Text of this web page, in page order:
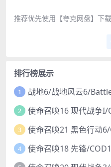
推荐优先使用【夸克网盘】下
排行榜展示
1 战地6/战地风云6/
2 使命召唤16 现代战争I/
3 使命召唤21 黑色行动6/
4 使命召唤18 先锋/